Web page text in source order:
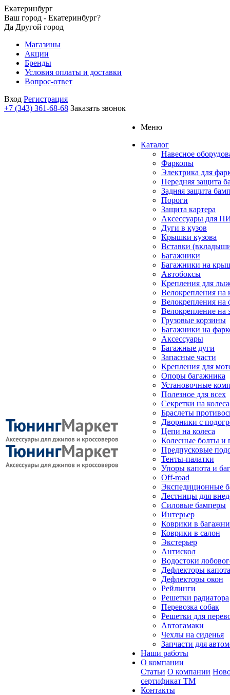
Екатеринбург
Ваш город - Екатеринбург?
Да Другой город
Магазины
Акции
Бренды
Условия оплаты и доставки
Вопрос-ответ
Вход Регистрация
+7 (343) 361-68-68 Заказать звонок
Меню
Каталог
Навесное
Фаркопы
Электрика для
Передняя защита
Задняя защита
Пороги
Защита картера
Аксессуары для
Дуги в кузов
Крышки кузова
Вставки
Багажники
Багажники на
Автобоксы
Крепления для
Велокрепления
Велокрепления на
Велокрепление на
Грузовые корзины
Багажники на
Аксессуары
Багажные дуги
Запасные части
Крепления для
Опоры багажника
Установочные
Полезное для всех
Секретки на колеса
Браслеты
Дворники с
Цепи на колеса
Колесные болты и
Предпусковые
Тенты-палатки
Упоры капота и
Off-road
Экспедиционные
Лестницы для
Силовые бамперы
Интерьер
Коврики в
Коврики в салон
Экстерьер
Антискол
Водостоки
Дефлекторы капота
Дефлекторы окон
Рейлинги
Решетки радиатора
Перевозка собак
Решетки для
Автогамаки
Чехлы на сиденья
Запчасти для
Наши работы
О компании
Статьи О компании
сертификат ТМ
Контакты